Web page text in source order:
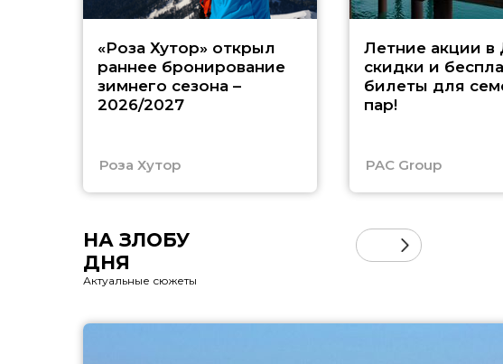
«Роза Хутор» открыл
раннее бронирование
зимнего сезона –
2026/2027
Роза Хутор
Летние акции в
скидки и
билеты для
пар!
PAC Group
НА ЗЛОБУ
ДНЯ
Актуальные сюжеты